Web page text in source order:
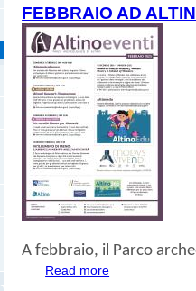
FEBBRAIO AD
Afebbraio, il Parco
Read more